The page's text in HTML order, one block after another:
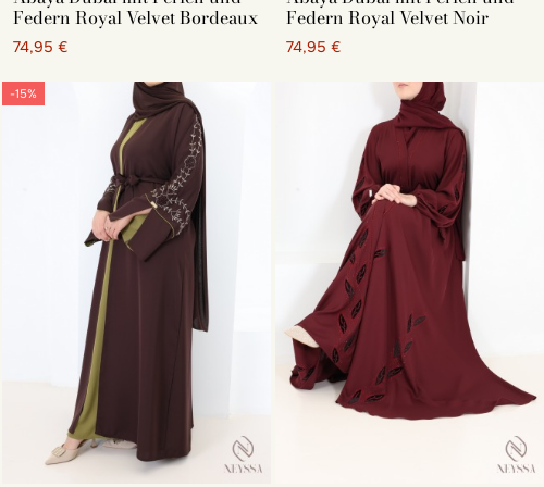
Stoff aus Medina-Seide, Jazz oder Nidha von schlechter
Ihres Aids-Kleids. Der Preis sollte kein Hinderungsgrund
Sammlung von Modellen für Aids-Outfits.
Federn Royal Velvet Bordeaux
74,95 €
Federn Royal Velvet Noir
74,95 €
-15%